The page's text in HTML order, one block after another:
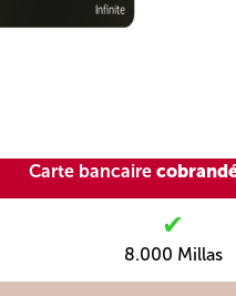
Carte bancaire
✔
8.000 Millas